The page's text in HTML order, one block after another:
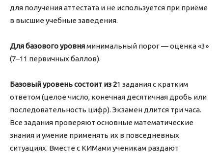
для получения аттестата и не используется при приёме
в высшие учебные заведения.
Для базового уровняминимальный порог — оценка «3»
(7–11 первичных баллов).
Базовый уровень состоит из 21 задания с кратким
ответом (целое число, конечная десятичная дробь или
последовательность цифр). Экзамен длится три часа.
Все задания проверяют основные математические
знания и умение применять их в повседневных
ситуациях. Вместе с КИМами ученикам раздают